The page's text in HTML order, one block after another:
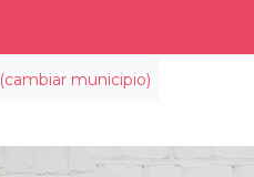
(cambiar municipio)